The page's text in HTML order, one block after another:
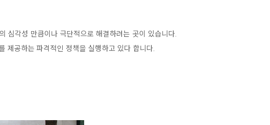
심각성 만큼이나 극단적으로 해결하려는 곳이 있습니다.
제공하는 파격적인 정책을 실행하고 있다 합니다.